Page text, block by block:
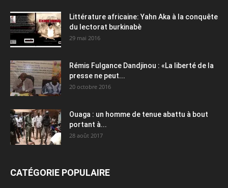
Littérature africaine: Yahn Aka à la conquête
du lectorat burkinabè
29 mai 2016
Rémis Fulgance Dandjinou : «La liberté de la
presse ne peut...
20 octobre 2016
Ouaga : un homme de tenue abattu à bout
portant à...
28 août 2017
CATÉGORIE POPULAIRE